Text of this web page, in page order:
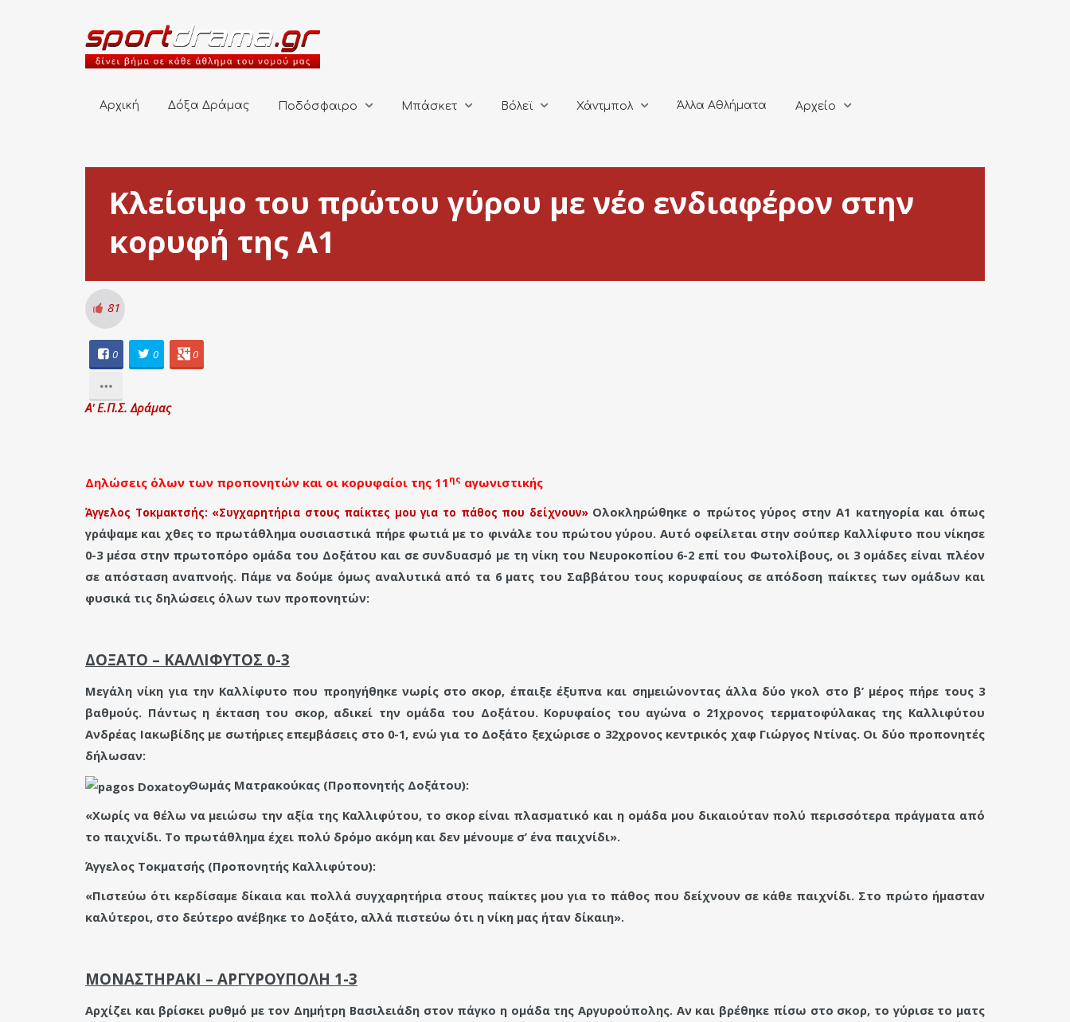
Αρχική Δόξα Δράμας Ποδόσφαιρο Μπάσκετ Βόλεϊ Χάντμπολ Άλλα Αθλήματα Αρχείο
Κλείσιμο του πρώτου γύρου με νέο ενδιαφέρον στην
κορυφή της Α1
81
0 0 0
Α' Ε.Π.Σ. Δράμας
Δηλώσεις όλων των προπονητών και οι κορυφαίοι της 11 ης αγωνιστικής
Άγγελος Τοκμακτσής: «Συγχαρητήρια στους παίκτες μου για το πάθος που δείχνουν» Ολοκληρώθηκε ο πρώτος γύρος στην Α1 κατηγορία και όπως
γράψαμε και χθες το πρωτάθλημα ουσιαστικά πήρε φωτιά με το φινάλε του πρώτου γύρου. Αυτό οφείλεται στην σούπερ Καλλίφυτο που νίκησε
0-3 μέσα στην πρωτοπόρο ομάδα του Δοξάτου και σε συνδυασμό με τη νίκη του Νευροκοπίου 6-2 επί του Φωτολίβους, οι 3 ομάδες είναι πλέον
σε απόσταση αναπνοής. Πάμε να δούμε όμως αναλυτικά από τα 6 ματς του Σαββάτου τους κορυφαίους σε απόδοση παίκτες των ομάδων και
φυσικά τις δηλώσεις όλων των προπονητών:
ΔΟΞΑΤΟ – ΚΑΛΛΙΦΥΤΟΣ 0-3
Μεγάλη νίκη για την Καλλίφυτο που προηγήθηκε νωρίς στο σκορ, έπαιξε έξυπνα και σημειώνοντας άλλα δύο γκολ στο β’ μέρος πήρε τους 3
βαθμούς. Πάντως η έκταση του σκορ, αδικεί την ομάδα του Δοξάτου. Κορυφαίος του αγώνα ο 21χρονος τερματοφύλακας της Καλλιφύτου
Ανδρέας Ιακωβίδης με σωτήριες επεμβάσεις στο 0-1, ενώ για το Δοξάτο ξεχώρισε ο 32χρονος κεντρικός χαφ Γιώργος Ντίνας. Οι δύο προπονητές
δήλωσαν:
Θωμάς Ματρακούκας (Προπονητής Δοξάτου):
«Χωρίς να θέλω να μειώσω την αξία της Καλλιφύτου, το σκορ είναι πλασματικό και η ομάδα μου δικαιούταν πολύ περισσότερα πράγματα από
το παιχνίδι. Το πρωτάθλημα έχει πολύ δρόμο ακόμη και δεν μένουμε σ’ ένα παιχνίδι».
Άγγελος Τοκματσής (Προπονητής Καλλιφύτου):
«Πιστεύω ότι κερδίσαμε δίκαια και πολλά συγχαρητήρια στους παίκτες μου για το πάθος που δείχνουν σε κάθε παιχνίδι. Στο πρώτο ήμασταν
καλύτεροι, στο δεύτερο ανέβηκε το Δοξάτο, αλλά πιστεύω ότι η νίκη μας ήταν δίκαιη».
ΜΟΝΑΣΤΗΡΑΚΙ – ΑΡΓΥΡΟΥΠΟΛΗ 1-3
Αρχίζει και βρίσκει ρυθμό με τον Δημήτρη Βασιλειάδη στον πάγκο η ομάδα της Αργυρούπολης. Αν και βρέθηκε πίσω στο σκορ, το γύρισε το ματς